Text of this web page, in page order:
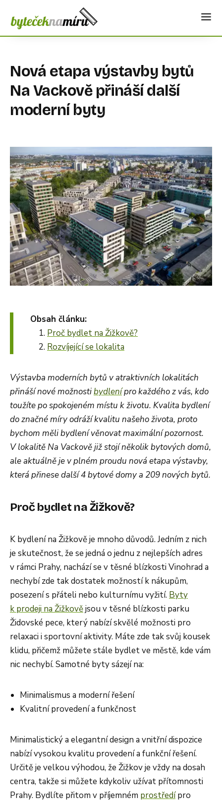
Nová etapa výstavby bytů
Na Vackově přináší další
moderní byty
Obsah článku:
Proč bydlet na Žižkově?
Rozvíjející se lokalita
Výstavba moderních bytů v atraktivních lokalitách
přináší nové možnostibydlenípro každého z vás, kdo
toužíte po spokojeném místu k životu. Kvalita bydlení
do značné míry odráží kvalitu našeho života, proto
bychom měli bydlení věnovat maximální pozornost.
V lokalitě Na Vackově již stojí několik bytových domů,
ale aktuálně je v plném proudu nová etapa výstavby,
která přinese další 4 bytové domy a 209 nových bytů.
Proč bydlet na Žižkově?
K bydlení na Žižkově je mnoho důvodů. Jedním z nich
je skutečnost, že se jedná o jednu z nejlepších adres
v rámci Prahy, nachází se v těsné blízkosti Vinohrad a
nechybí zde tak dostatek možností k nákupům,
posezení s přáteli nebo kulturnímu vyžití. Byty
k prodeji na Žižkovějsou v těsné blízkosti parku
Židovské pece, který nabízí skvělé možnosti pro
relaxaci i sportovní aktivity. Máte zde tak svůj kousek
klidu, přičemž můžete stále bydlet ve městě, kde vám
nic nechybí. Samotné byty sázejí na:
Minimalismus a moderní řešení
Kvalitní provedení a funkčnost
Minimalistický a elegantní design a vnitřní dispozice
nabízí vysokou kvalitu provedení a funkční řešení.
Určitě je velkou výhodou, že Žižkov je vždy na dosah
centra, takže si můžete kdykoliv užívat přítomnosti
Prahy. Bydlíte přitom v příjemném prostředípro